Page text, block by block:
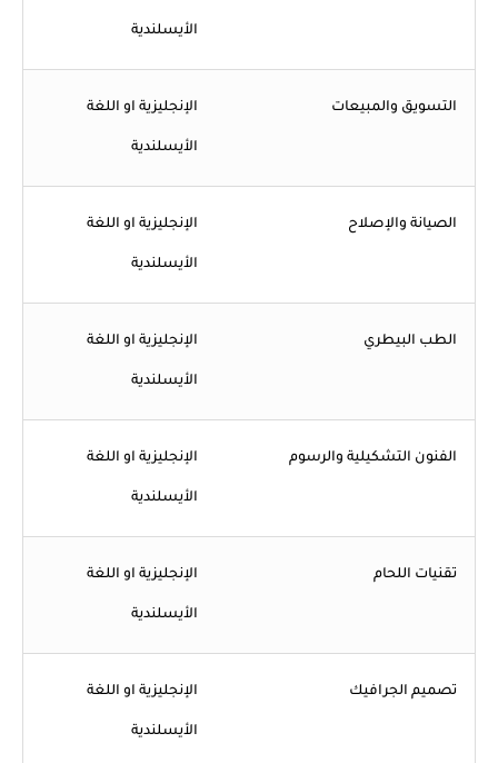
الأيسلندية
التسويق والمبيعات الإنجليزية او اللغة
الأيسلندية
الصيانة والإصلاح الإنجليزية او اللغة
الأيسلندية
الطب البيطري الإنجليزية او اللغة
الأيسلندية
الفنون التشكيلية والرسوم الإنجليزية او اللغة
الأيسلندية
تقنيات اللحام الإنجليزية او اللغة
الأيسلندية
تصميم الجرافيك الإنجليزية او اللغة
الأيسلندية